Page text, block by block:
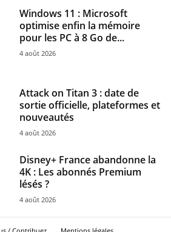
Windows 11 : Microsoft
optimise enfin la mémoire
pour les PC à 8 Go de...
4 août 2026
Attack on Titan 3 : date de
sortie officielle, plateformes et
nouveautés
4 août 2026
Disney+ France abandonne la
4K : Les abonnés Premium
lésés ?
4 août 2026